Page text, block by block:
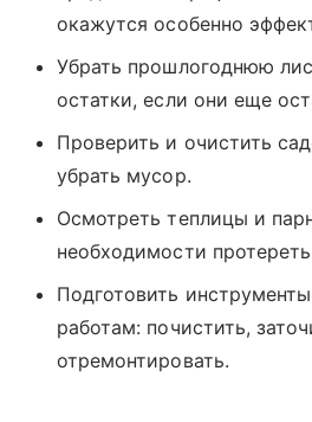
окажутся особенно
Убрать прошлогоднюю
остатки, если они еще
Проверить и очистить
убрать мусор.
Осмотреть теплицы и
необходимости
Подготовить
работам: почистить,
отремонтировать.